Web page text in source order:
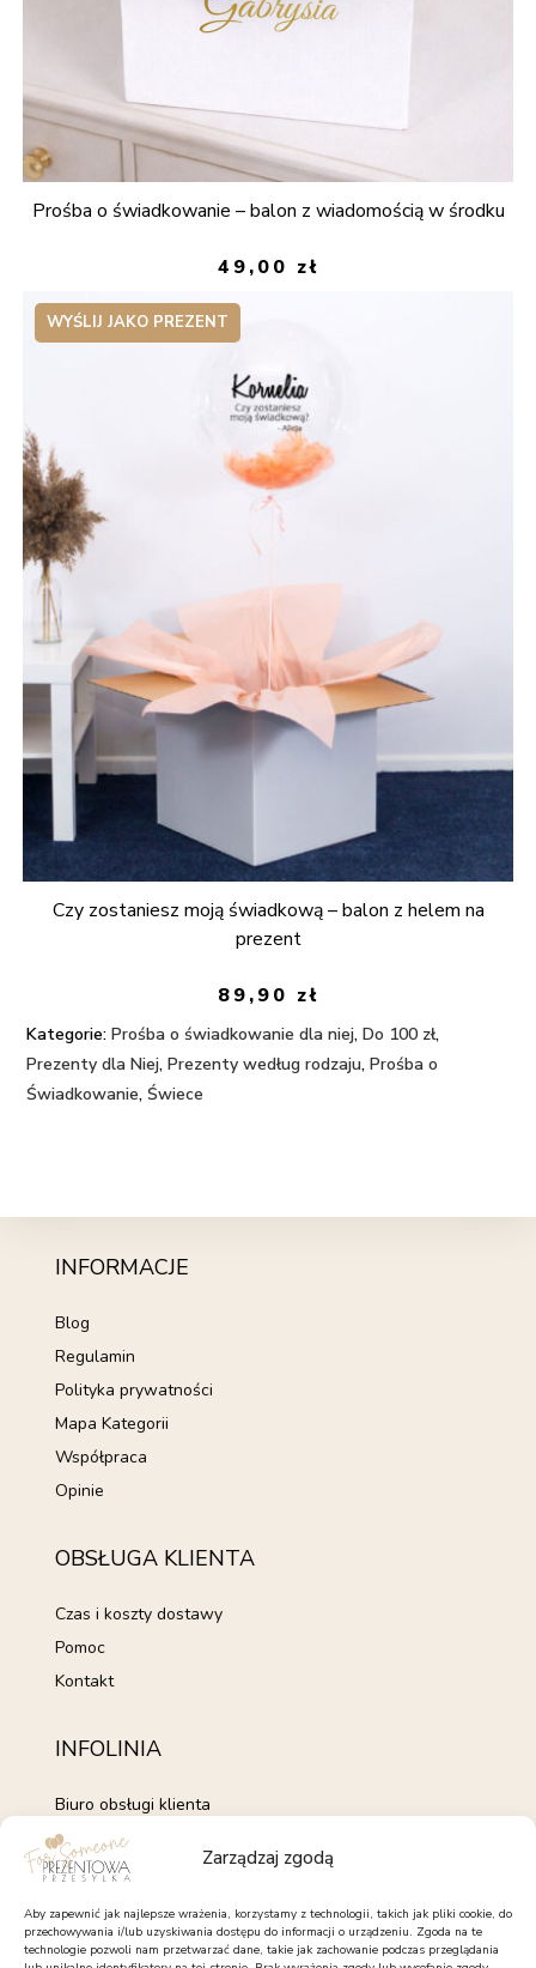
Zarządzaj zgodą
Aby zapewnić jak najlepsze wrażenia, korzystamy z technologii, takich jak pliki cookie, do
przechowywania i/lub uzyskiwania dostępu do informacji o urządzeniu. Zgoda na te
technologie pozwoli nam przetwarzać dane, takie jak zachowanie podczas przeglądania
Prośba o świadkowanie – balon z wiadomością w środku
49,00 zł
WYŚLIJ JAKO PREZENT
Czy zostaniesz moją świadkową – balon z helem na
prezent
89,90 zł
Kategorie: Prośba o świadkowanie dla niej,Do 100 zł,
Prezenty dla Niej,Prezenty według rodzaju,Prośba o
Świadkowanie,Świece
INFORMACJE
Blog
Regulamin
Polityka prywatności
Mapa Kategorii
Współpraca
Opinie
OBSŁUGA KLIENTA
Czas i koszty dostawy
Pomoc
Kontakt
INFOLINIA
Biuro obsługi klienta
+48 735 843 843
pon. - pt. 7:00 - 15:00
kontakt@forsomeone.pl